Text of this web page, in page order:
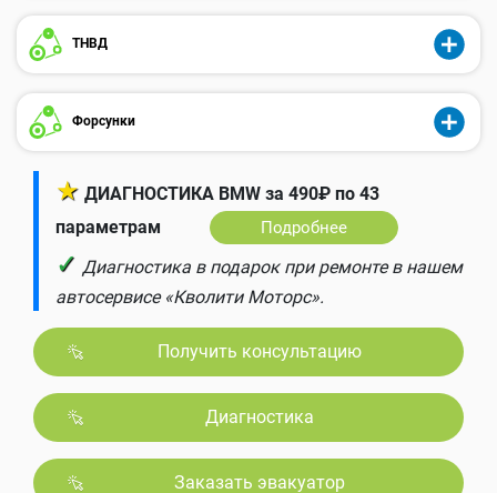
ТНВД
Форсунки
★ ДИАГНОСТИКА BMW за 490₽ по 43
параметрам
Подробнее
✓ Диагностика в подарок при ремонте в нашем
автосервисе «Кволити Моторс».
Получить консультацию
Диагностика
Заказать эвакуатор